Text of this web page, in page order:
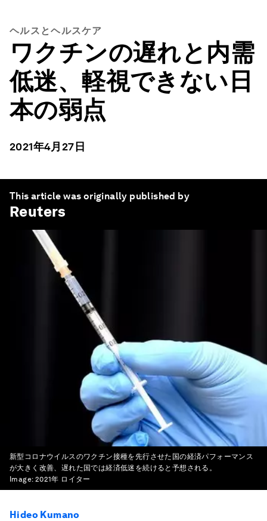
ヘルスとヘルスケア
ワクチンの遅れと内需
低迷、軽視できない日
本の弱点
2021年4月27日
This article was originally published by
Reuters
新型コロナウイルスのワクチン接種を先行させた国の経済パフォーマンス
が大きく改善、遅れた国では経済低迷を続けると予想される。
Image: 2021年 ロイター
Hideo Kumano